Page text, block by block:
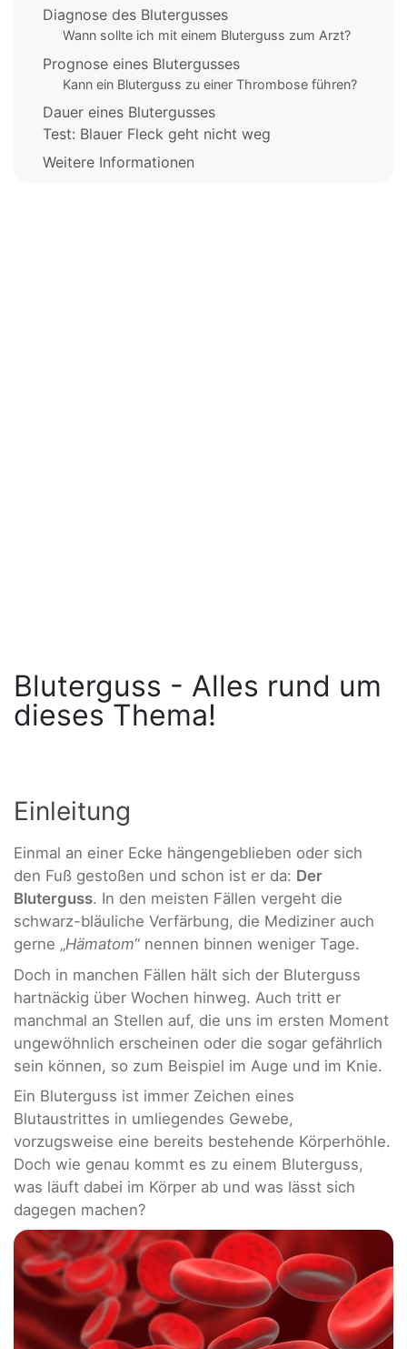
Diagnose des Blutergusses
Wann sollte ich mit einem Bluterguss zum Arzt?
Prognose eines Blutergusses
Kann ein Bluterguss zu einer Thrombose führen?
Dauer eines Blutergusses
Test: Blauer Fleck geht nicht weg
Weitere Informationen
Bluterguss - Alles rund um
dieses Thema!
Einleitung
Einmal an einer Ecke hängengeblieben oder sich
den Fuß gestoßen und schon ist er da: Der
Bluterguss. In den meisten Fällen vergeht die
schwarz-bläuliche Verfärbung, die Mediziner auch
gerne „Hämatom“ nennen binnen weniger Tage.
Doch in manchen Fällen hält sich der Bluterguss
hartnäckig über Wochen hinweg. Auch tritt er
manchmal an Stellen auf, die uns im ersten Moment
ungewöhnlich erscheinen oder die sogar gefährlich
sein können, so zum Beispiel im Auge und im Knie.
Ein Bluterguss ist immer Zeichen eines
Blutaustrittes in umliegendes Gewebe,
vorzugsweise eine bereits bestehende Körperhöhle.
Doch wie genau kommt es zu einem Bluterguss,
was läuft dabei im Körper ab und was lässt sich
dagegen machen?